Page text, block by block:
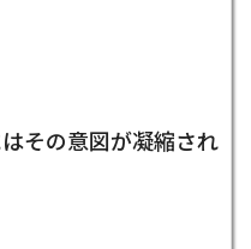
その意図が凝縮され